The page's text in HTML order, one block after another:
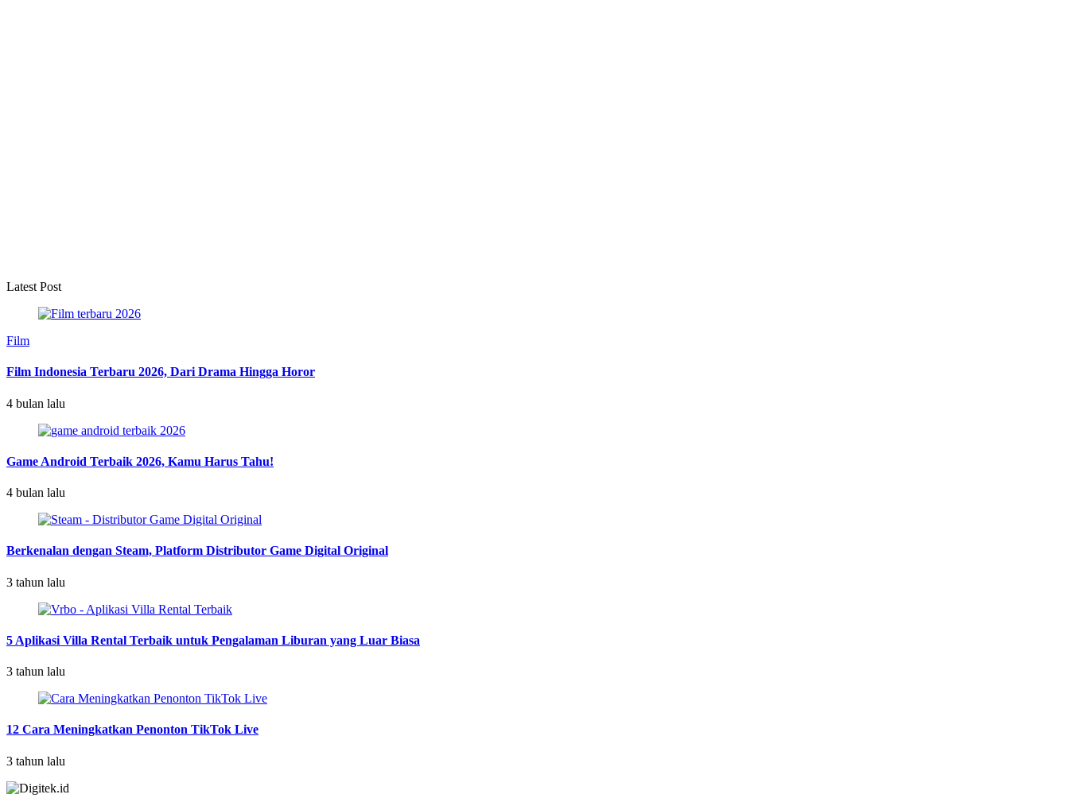
Latest Post
Film
Film Indonesia Terbaru 2026, Dari Drama Hingga Horor
4 bulan lalu
Game Android Terbaik 2026, Kamu Harus Tahu!
4 bulan lalu
Berkenalan dengan Steam, Platform Distributor Game Digital Original
3 tahun lalu
5 Aplikasi Villa Rental Terbaik untuk Pengalaman Liburan yang Luar Biasa
3 tahun lalu
12 Cara Meningkatkan Penonton TikTok Live
3 tahun lalu